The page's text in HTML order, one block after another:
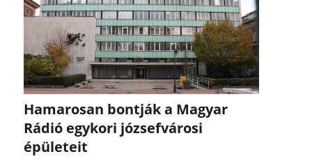
Hamarosan bontják a Magyar
Rádió egykori józsefvárosi
épületeit